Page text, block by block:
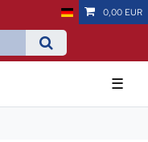
0,00 EUR
☰